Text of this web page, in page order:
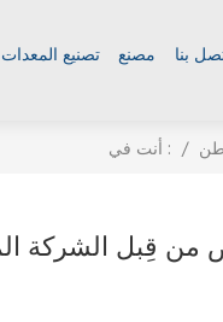
تصنيع مصنع بنا
أنت في : /
من قِبل الشركة